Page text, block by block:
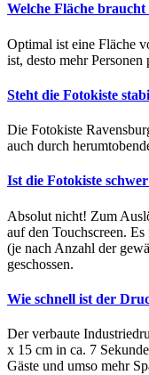
Welche Fläche braucht
Optimal ist eine Fläche
ist, desto mehr Personen
Steht die Fotokiste
Die Fotokiste
auch durch
Ist die Fotokiste
Absolut nicht! Zum
auf den Touchscreen.
(je nach Anzahl der
geschossen.
Wie schnell ist der
Der verbaute
x 15 cm in ca. 7
Gäste und umso mehr